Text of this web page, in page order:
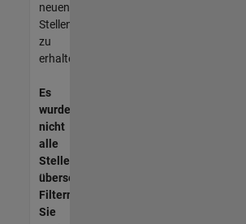
neuen
Stellenangeboten
zu
erhalten.
Es
wurden
nicht
alle
Stellen
übersetzt.
Filtern
Sie